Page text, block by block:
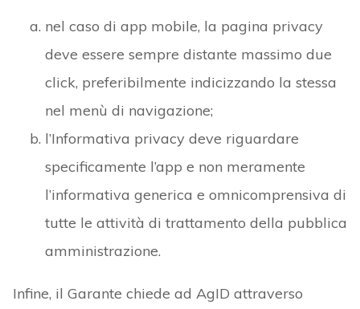
nel caso di app mobile, la pagina privacy
deve essere sempre distante massimo due
click, preferibilmente indicizzando la stessa
nel menù di navigazione;
l’Informativa privacy deve riguardare
specificamente l’app e non meramente
l’informativa generica e omnicomprensiva di
tutte le attività di trattamento della pubblica
amministrazione.
Infine, il Garante chiede ad AgID attraverso